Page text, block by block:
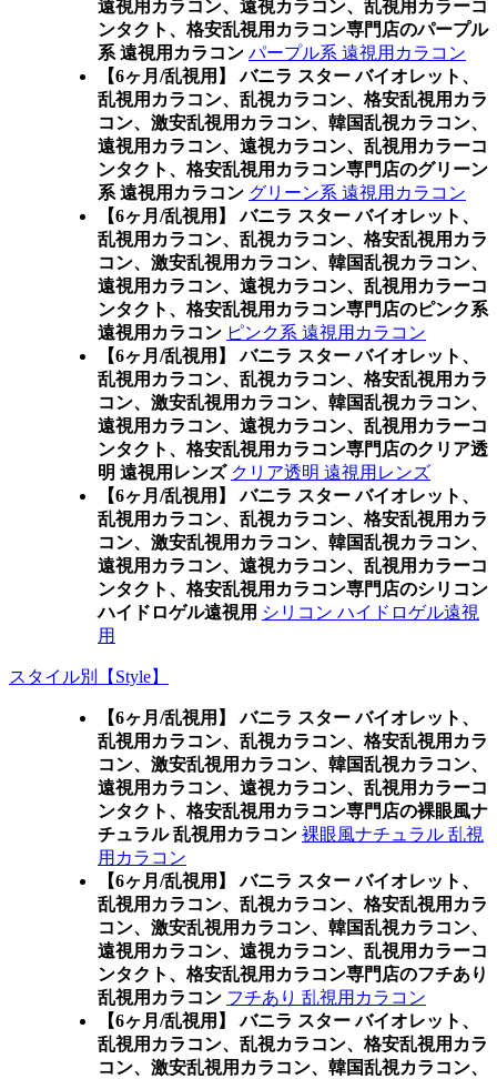
遠視用カラコン、遠視カラコン、乱視用カラーコ
ンタクト、格安乱視用カラコン専門店のパープル
系 遠視用カラコン パープル系 遠視用カラコン
【6ヶ月/乱視用】 バニラ スター バイオレット、
乱視用カラコン、乱視カラコン、格安乱視用カラ
コン、激安乱視用カラコン、韓国乱視カラコン、
遠視用カラコン、遠視カラコン、乱視用カラーコ
ンタクト、格安乱視用カラコン専門店のグリーン
系 遠視用カラコン グリーン系 遠視用カラコン
【6ヶ月/乱視用】 バニラ スター バイオレット、
乱視用カラコン、乱視カラコン、格安乱視用カラ
コン、激安乱視用カラコン、韓国乱視カラコン、
遠視用カラコン、遠視カラコン、乱視用カラーコ
ンタクト、格安乱視用カラコン専門店のピンク系
遠視用カラコン ピンク系 遠視用カラコン
【6ヶ月/乱視用】 バニラ スター バイオレット、
乱視用カラコン、乱視カラコン、格安乱視用カラ
コン、激安乱視用カラコン、韓国乱視カラコン、
遠視用カラコン、遠視カラコン、乱視用カラーコ
ンタクト、格安乱視用カラコン専門店のクリア透
明 遠視用レンズ クリア透明 遠視用レンズ
【6ヶ月/乱視用】 バニラ スター バイオレット、
乱視用カラコン、乱視カラコン、格安乱視用カラ
コン、激安乱視用カラコン、韓国乱視カラコン、
遠視用カラコン、遠視カラコン、乱視用カラーコ
ンタクト、格安乱視用カラコン専門店のシリコン
ハイドロゲル遠視用 シリコン ハイドロゲル遠視
用
スタイル別【Style】
【6ヶ月/乱視用】 バニラ スター バイオレット、
乱視用カラコン、乱視カラコン、格安乱視用カラ
コン、激安乱視用カラコン、韓国乱視カラコン、
遠視用カラコン、遠視カラコン、乱視用カラーコ
ンタクト、格安乱視用カラコン専門店の裸眼風ナ
チュラル 乱視用カラコン 裸眼風ナチュラル 乱視
用カラコン
【6ヶ月/乱視用】 バニラ スター バイオレット、
乱視用カラコン、乱視カラコン、格安乱視用カラ
コン、激安乱視用カラコン、韓国乱視カラコン、
遠視用カラコン、遠視カラコン、乱視用カラーコ
ンタクト、格安乱視用カラコン専門店のフチあり
乱視用カラコン フチあり 乱視用カラコン
【6ヶ月/乱視用】 バニラ スター バイオレット、
乱視用カラコン、乱視カラコン、格安乱視用カラ
コン、激安乱視用カラコン、韓国乱視カラコン、